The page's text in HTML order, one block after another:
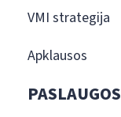
VMI strategija
Apklausos
PASLAUGOS